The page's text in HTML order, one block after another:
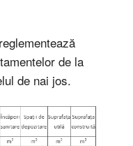
de la
de nai jos.